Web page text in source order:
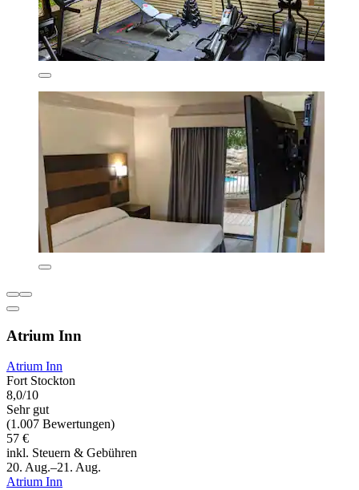
Atrium Inn
Atrium Inn
Fort Stockton
8,0/10
Sehr gut
(1.007 Bewertungen)
57 €
inkl. Steuern & Gebühren
20. Aug.–21. Aug.
Atrium Inn